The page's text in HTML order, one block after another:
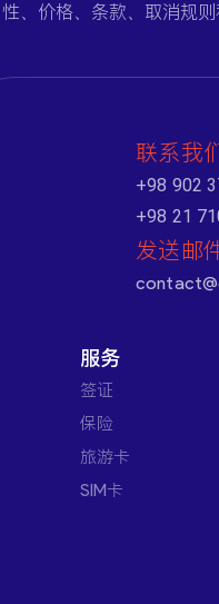
、价格、条款、取消规则
联系我
+98 902
+98 21
发送邮
服务
签证
保险
旅游卡
SIM卡